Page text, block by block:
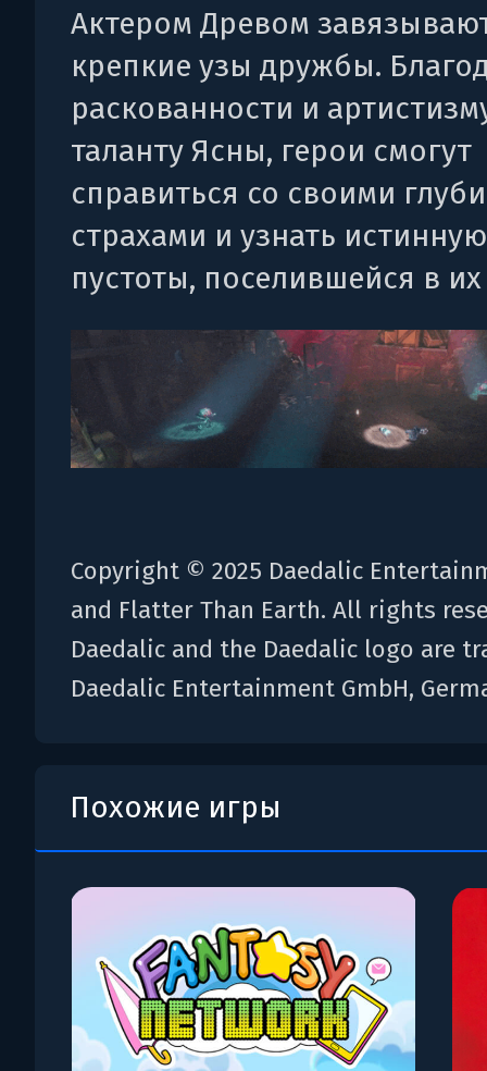
Актером Древом
крепкие узы дружбы.
раскованности и
таланту Ясны, герои смогут
справиться со своими
страхами и узнать
пустоты, поселившейся в их
Copyright © 2025 Daedalic
and Flatter Than Earth. All rights
Daedalic and the Daedalic logo are
Daedalic Entertainment GmbH,
Похожие игры